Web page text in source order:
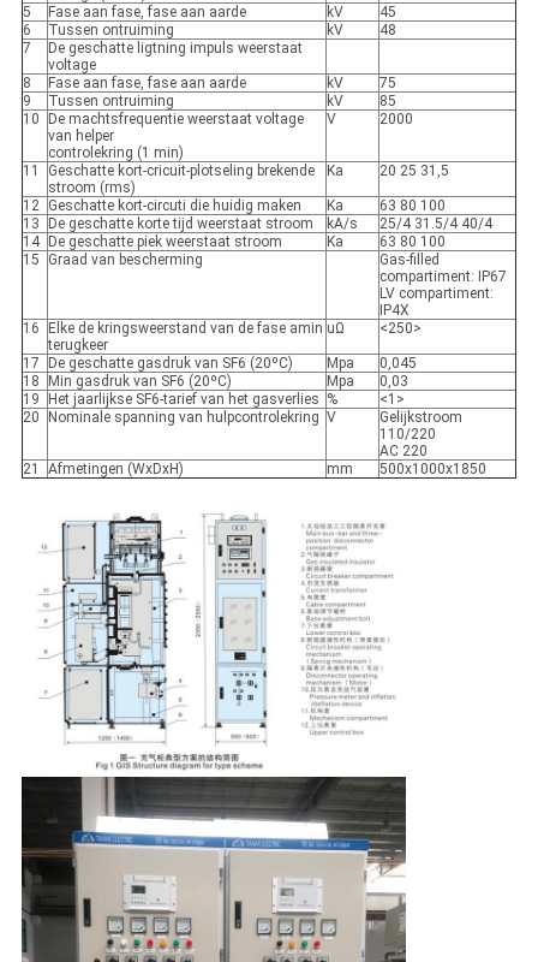
5
Fase aan fase, fase aan aarde kV
45
6
Tussen ontruiming kV
48
7
De geschatte ligtning impuls weerstaat
voltage
8
Fase aan fase, fase aan aarde kV
75
9
Tussen ontruiming kV
85
10
De machtsfrequentie weerstaat voltage
van helper
controlekring (1 min)
V 2000
11
Geschatte kort-cricuit-plotseling brekende
stroom (rms)
Ka 20 25 31,5
12 Geschatte kort-circuti die huidig maken Ka
63 80 100
13
De geschatte korte tijd weerstaat stroom kA/s
25/4 31.5/4 40/4
14
De geschatte piek weerstaat stroom Ka
63 80 100
15
Graad van bescherming
Gas-filled
compartiment: IP67
LV compartiment:
IP4X
16
Elke de kringsweerstand van de fase amin
terugkeer
uΩ <250>
17 De geschatte gasdruk van SF6 (20ºC) Mpa
0,045
18
Min gasdruk van SF6 (20ºC) Mpa
0,03
19
Het jaarlijkse SF6-tarief van het gasverlies %
<1>
20
Nominale spanning van hulpcontrolekring V
Gelijkstroom
110/220
AC 220
21
Afmetingen (WxDxH) mm 500x1000x1850